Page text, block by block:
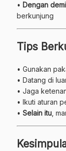
• Dengan
berkunjung
Tips
• Gunakan
• Datang di
• Jaga
• Ikuti aturan
• Selain itu ,